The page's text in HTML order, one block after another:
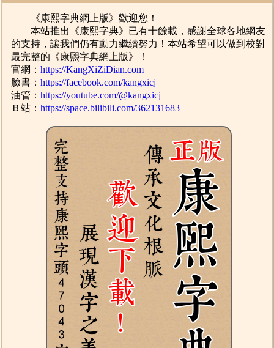
《康熙字典網上版》歡迎您！
本站推出《康熙字典》已有十餘載，感謝全球各地網友
的支持，讓我們仍有動力繼續努力！本站希望可以做到校對
最完整的《康熙字典網上版》！
官網：https://KangXiZiDian.com
臉書：https://facebook.com/kangxicj
油管：https://youtube.com/@kangxicj
Ｂ站：https://space.bilibili.com/362131683